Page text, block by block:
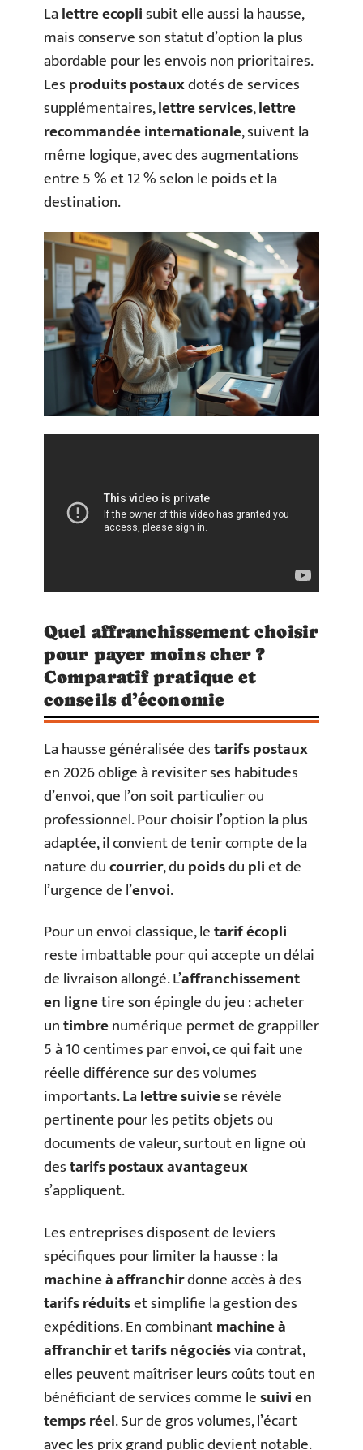
Lalettre ecoplisubit elle aussi la hausse,
mais conserve son statut d’option la plus
abordable pour les envois non prioritaires.
Lesproduits postauxdotés de services
supplémentaires,lettre services,lettre
recommandée internationale, suivent la
même logique, avec des augmentations
entre 5 % et 12 % selon le poids et la
destination.
Quel affranchissement choisir
pour payer moins cher ?
Comparatif pratique et
conseils d’économie
La hausse généralisée destarifs postaux
en 2026 oblige à revisiter ses habitudes
d’envoi, que l’on soit particulier ou
professionnel. Pour choisir l’option la plus
adaptée, il convient de tenir compte de la
nature ducourrier, dupoidsdupliet de
l’urgence de l’envoi.
Pour un envoi classique, letarif écopli
reste imbattable pour qui accepte un délai
de livraison allongé. L’affranchissement
en lignetire son épingle du jeu : acheter
untimbrenumérique permet de grappiller
5 à 10 centimes par envoi, ce qui fait une
réelle différence sur des volumes
importants. Lalettre suiviese révèle
pertinente pour les petits objets ou
documents de valeur, surtout en ligne où
destarifs postaux avantageux
s’appliquent.
Les entreprises disposent de leviers
spécifiques pour limiter la hausse : la
machine à affranchirdonne accès à des
tarifs réduitset simplifie la gestion des
expéditions. En combinantmachine à
affranchirettarifs négociésvia contrat,
elles peuvent maîtriser leurs coûts tout en
bénéficiant de services comme lesuivi en
temps réel. Sur de gros volumes, l’écart
avec les prix grand public devient notable.